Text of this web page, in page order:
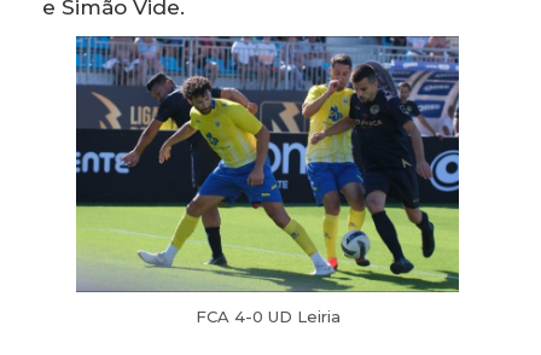
e Simão Vide.
FCA 4-0 UD Leiria